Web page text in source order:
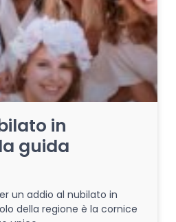
in
guida
un addio al nubilato in
della regione è la cornice